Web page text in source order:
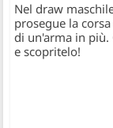
Nel draw
prosegue la
di un'arma in più.
e scopritelo!